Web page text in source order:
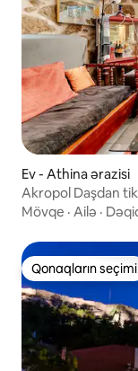
Ev - Athina ərazisi
Akropol Daşdan
Mövqe · Ailə ·
Qonaqların seçimi
Qonaqların seçimi